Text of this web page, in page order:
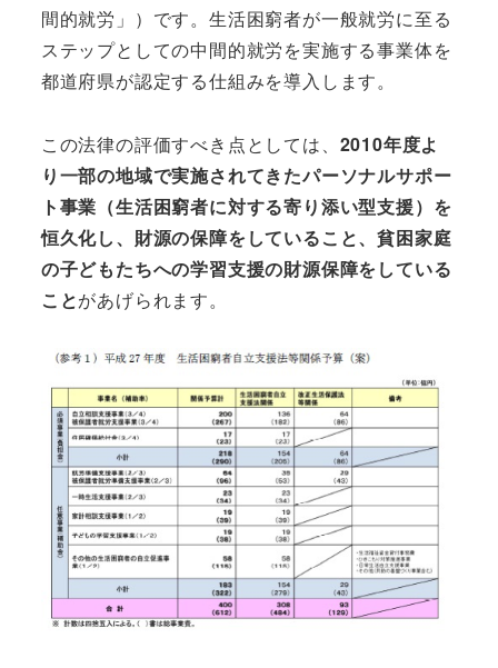
間的就労」）です。生活困窮者が一般就労に至る
ステップとしての中間的就労を実施する事業体を
都道府県が認定する仕組みを導入します。
この法律の評価すべき点としては、 2010年度よ
り一部の地域で実施されてきたパーソナルサポー
ト事業（生活困窮者に対する寄り添い型支援）を
恒久化し、財源の保障をしていること、貧困家庭
の子どもたちへの学習支援の財源保障をしている
ことがあげられます。